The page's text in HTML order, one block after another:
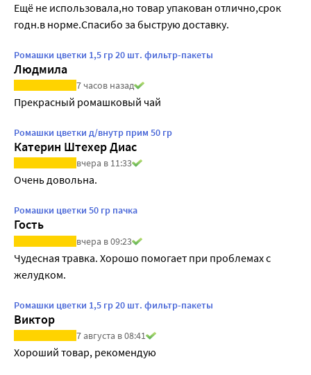
Ещё не использовала,но товар упакован отлично,срок
годн.в норме.Спасибо за быструю доставку.
Ромашки цветки 1,5 гр 20 шт. фильтр-пакеты
Людмила
7 часов назад
Прекрасный ромашковый чай
Ромашки цветки д/внутр прим 50 гр
Катерин Штехер Диас
вчера в 11:33
Очень довольна.
Ромашки цветки 50 гр пачка
Гость
вчера в 09:23
Чудесная травка. Хорошо помогает при проблемах с
желудком.
Ромашки цветки 1,5 гр 20 шт. фильтр-пакеты
Виктор
7 августа в 08:41
Хороший товар, рекомендую